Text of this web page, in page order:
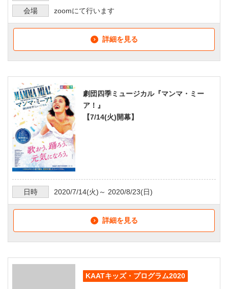
会場
zoomにて行います
詳細を見る
劇団四季ミュージカル『マンマ・ミー
ア！』
【7/14(火)開幕】
日時 2020/7/14(火)～ 2020/8/23(日)
詳細を見る
KAATキッズ・プログラム2020